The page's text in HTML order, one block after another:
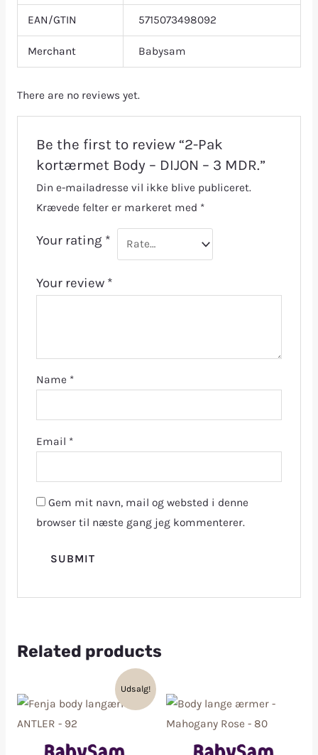
EAN/GTIN 5715073498092
Merchant Babysam
There are no reviews yet.
Be the first to review “2-Pak
kortærmet Body – DIJON – 3 MDR.”
Din e-mailadresse vil ikke blive publiceret.
Krævede felter er markeret med *
Your rating *
Your review *
Name *
Email *
Gem mit navn, mail og websted i denne
browser til næste gang jeg kommenterer.
Related products
Udsalg!